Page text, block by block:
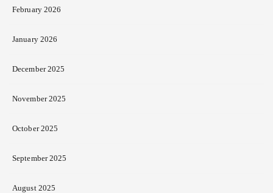
February 2026
January 2026
December 2025
November 2025
October 2025
September 2025
August 2025